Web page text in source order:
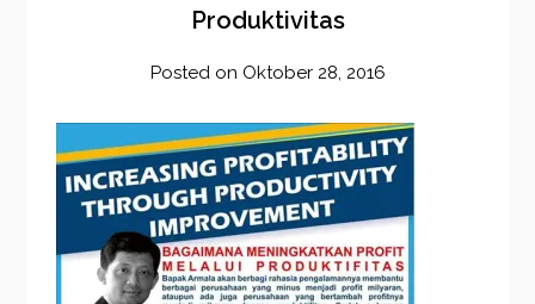
Produktivitas
Posted on Oktober 28, 2016